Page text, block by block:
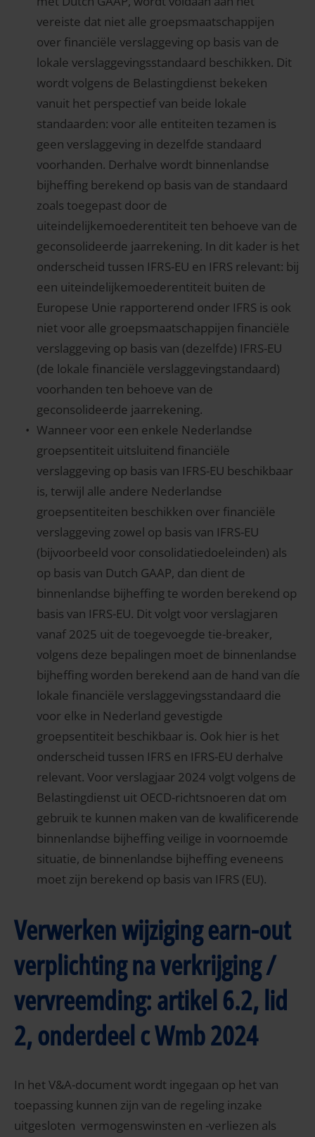
vereiste dat niet alle groepsmaatschappijen
over financiële verslaggeving op basis van de
lokale verslaggevingsstandaard beschikken. Dit
wordt volgens de Belastingdienst bekeken
vanuit het perspectief van beide lokale
standaarden: voor alle entiteiten tezamen is
geen verslaggeving in dezelfde standaard
voorhanden. Derhalve wordt binnenlandse
bijheffing berekend op basis van de standaard
zoals toegepast door de
uiteindelijkemoederentiteit ten behoeve van de
geconsolideerde jaarrekening. In dit kader is het
onderscheid tussen IFRS-EU en IFRS relevant: bij
een uiteindelijkemoederentiteit buiten de
Europese Unie rapporterend onder IFRS is ook
niet voor alle groepsmaatschappijen financiële
verslaggeving op basis van (dezelfde) IFRS-EU
(de lokale financiële verslaggevingstandaard)
voorhanden ten behoeve van de
geconsolideerde jaarrekening.
Wanneer voor een enkele Nederlandse
groepsentiteit uitsluitend financiële
verslaggeving op basis van IFRS-EU beschikbaar
is, terwijl alle andere Nederlandse
groepsentiteiten beschikken over financiële
verslaggeving zowel op basis van IFRS-EU
(bijvoorbeeld voor consolidatiedoeleinden) als
op basis van Dutch GAAP, dan dient de
binnenlandse bijheffing te worden berekend op
basis van IFRS-EU. Dit volgt voor verslagjaren
vanaf 2025 uit de toegevoegde tie-breaker,
volgens deze bepalingen moet de binnenlandse
bijheffing worden berekend aan de hand van díe
lokale financiële verslaggevingsstandaard die
voor elke in Nederland gevestigde
groepsentiteit beschikbaar is. Ook hier is het
onderscheid tussen IFRS en IFRS-EU derhalve
relevant. Voor verslagjaar 2024 volgt volgens de
Belastingdienst uit OECD-richtsnoeren dat om
gebruik te kunnen maken van de kwalificerende
binnenlandse bijheffing veilige in voornoemde
situatie, de binnenlandse bijheffing eveneens
moet zijn berekend op basis van IFRS (EU).
Verwerken wijziging earn-out
verplichting na verkrijging /
vervreemding: artikel 6.2, lid
2, onderdeel c Wmb 2024
In het V&A-document wordt ingegaan op het van
toepassing kunnen zijn van de regeling inzake
uitgesloten vermogenswinsten en -verliezen als